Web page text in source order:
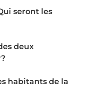
seront les
deux
habitants de la